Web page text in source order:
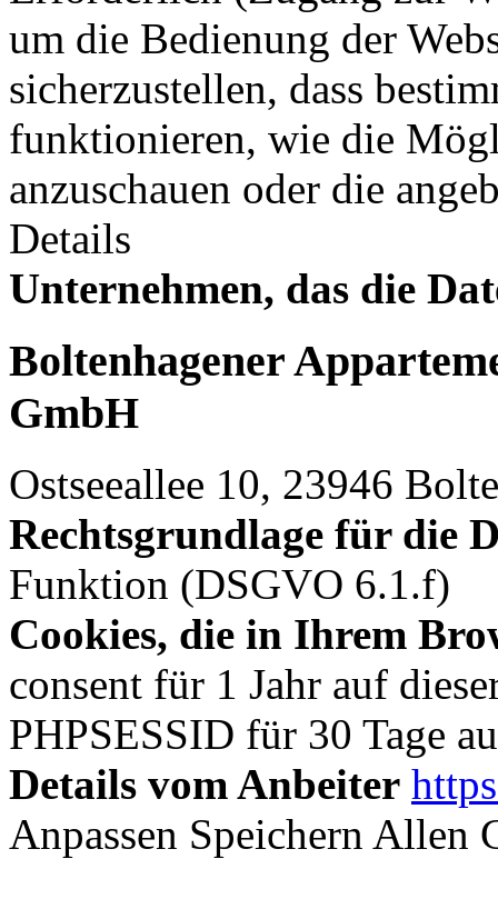
um die Bedienung der
sicherzustellen, dass
funktionieren, wie die
anzuschauen oder die
Details
Unternehmen, das die
Boltenhagener
GmbH
Ostseeallee 10, 23946
Rechtsgrundlage für die
Funktion (DSGVO 6.1.f)
Cookies, die in Ihrem
consent für 1 Jahr auf
PHPSESSID für 30 Tage
Details vom Anbeiter
Anpassen Speichern Allen